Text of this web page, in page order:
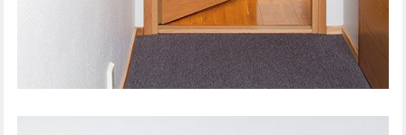
IEKŠDURVIS EASY 201